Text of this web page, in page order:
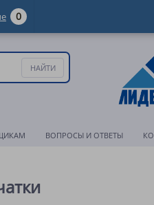
ВОПРОСЫ И ОТВЕТЫ
0